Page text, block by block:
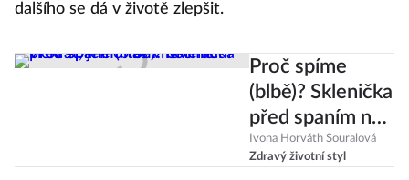
dalšího se dá v životě zlepšit.
Proč spíme
(blbě)? Sklenička
před spaním nás
v noci budí
víckrát, jen o
Ivona Horváth Souralová
Zdravý životní styl